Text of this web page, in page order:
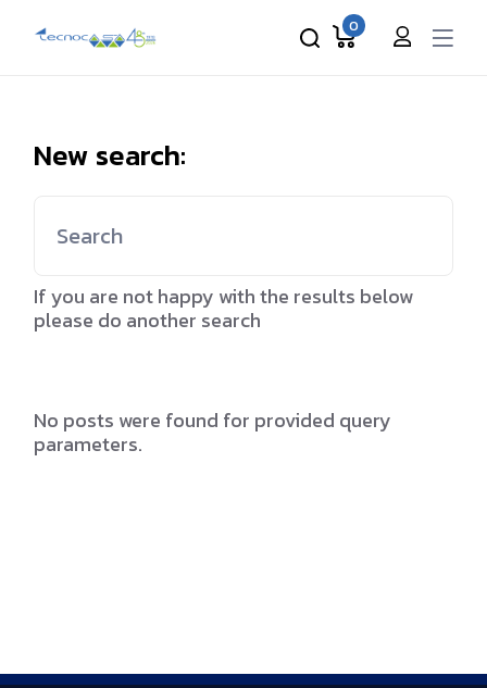
0
New search:
Search
for:
If you are not happy with the results below
please do another search
No posts were found for provided query
parameters.